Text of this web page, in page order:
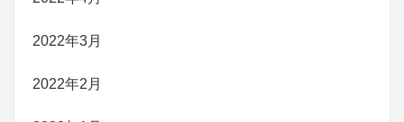
2022年3月
2022年2月